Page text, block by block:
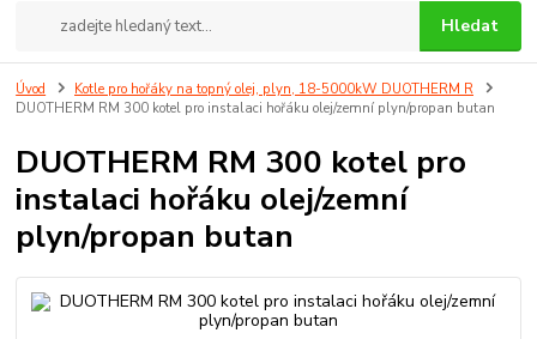
Hledat
Úvod
Kotle pro hořáky na topný olej, plyn, 18-5000kW DUOTHERM R
DUOTHERM RM 300 kotel pro instalaci hořáku olej/zemní plyn/propan butan
DUOTHERM RM 300 kotel pro
instalaci hořáku olej/zemní
plyn/propan butan